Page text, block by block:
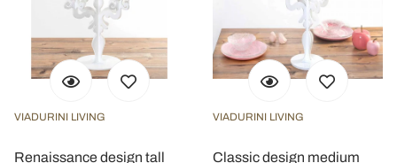
VIADURINI LIVING
Renaissance design tall
VIADURINI LIVING
Classic design medium